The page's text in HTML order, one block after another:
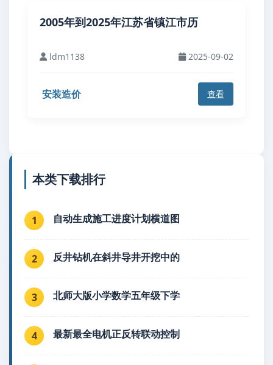
2005年到2025年江苏省镇江市历
ldm1138 2025-09-02
安装造价 查看
本类下载排行
1 自动生成施工进度计划横道图
2 反井钻机在斜井导井开挖中的
3 北师大版小学数学五年级下学
4 最新最全电机正反转联动控制